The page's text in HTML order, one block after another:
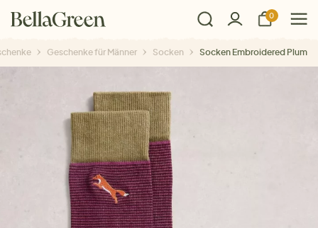
0
Geschenke für Männer Socken Socken Embroidered Plum